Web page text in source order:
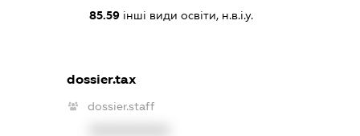
85.59 інші види освіти, н.в.і.у.
dossier.tax
dossier.staff